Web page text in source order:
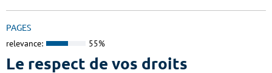
PAGES
relevance: 55%
Le respect de vos droits